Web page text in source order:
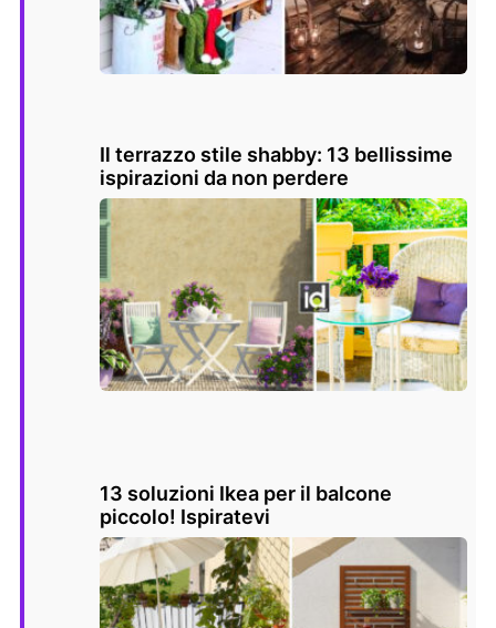
Il terrazzo stile shabby: 13 bellissime
ispirazioni da non perdere
13 soluzioni Ikea per il balcone
piccolo! Ispiratevi